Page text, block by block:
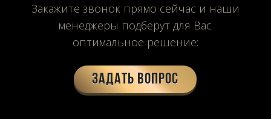
Закажите звонок прямо сейчас и наши
менеджеры подберут для Вас
оптимальное решение:
Задать вопрос